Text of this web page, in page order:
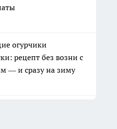
огурчики
рецепт без возни с
— и сразу на зиму